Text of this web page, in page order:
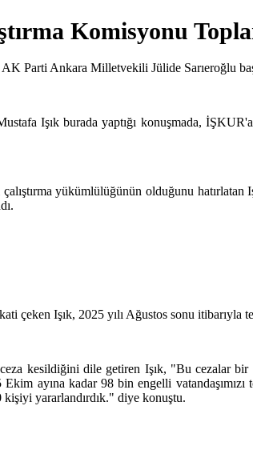
Komisyonu
Parti Ankara Milletvekili Jülide Sarıeroğlu
Işık burada yaptığı konuşmada,
yükümlülüğünün olduğunu
çeken Işık, 2025 yılı Ağustos sonu itibarıyla
kesildiğini dile getiren Işık, "Bu cezalar
ayına kadar 98 bin engelli vatandaşımızı
kişiyi yararlandırdık." diye konuştu.